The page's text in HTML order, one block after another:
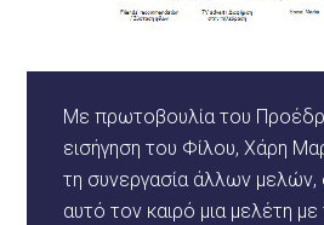
Με πρωτοβουλία του
εισήγηση του Φίλου, Χάρη
τη συνεργασία άλλων
αυτό τον καιρό μια μελέτη